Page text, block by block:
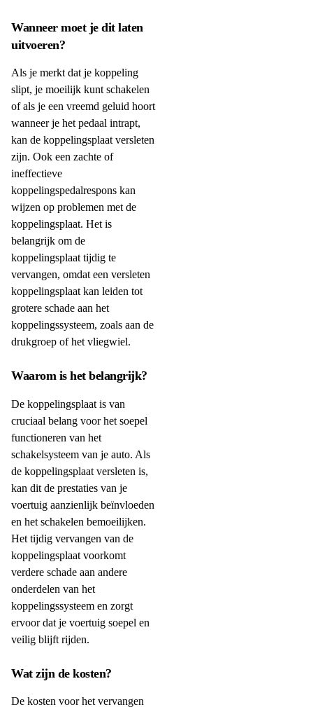
Wanneer moet je dit laten
uitvoeren?
Als je merkt dat je koppeling
slipt, je moeilijk kunt schakelen
of als je een vreemd geluid hoort
wanneer je het pedaal intrapt,
kan de koppelingsplaat versleten
zijn. Ook een zachte of
ineffectieve
koppelingspedalrespons kan
wijzen op problemen met de
koppelingsplaat. Het is
belangrijk om de
koppelingsplaat tijdig te
vervangen, omdat een versleten
koppelingsplaat kan leiden tot
grotere schade aan het
koppelingssysteem, zoals aan de
drukgroep of het vliegwiel.
Waarom is het belangrijk?
De koppelingsplaat is van
cruciaal belang voor het soepel
functioneren van het
schakelsysteem van je auto. Als
de koppelingsplaat versleten is,
kan dit de prestaties van je
voertuig aanzienlijk beïnvloeden
en het schakelen bemoeilijken.
Het tijdig vervangen van de
koppelingsplaat voorkomt
verdere schade aan andere
onderdelen van het
koppelingssysteem en zorgt
ervoor dat je voertuig soepel en
veilig blijft rijden.
Wat zijn de kosten?
De kosten voor het vervangen